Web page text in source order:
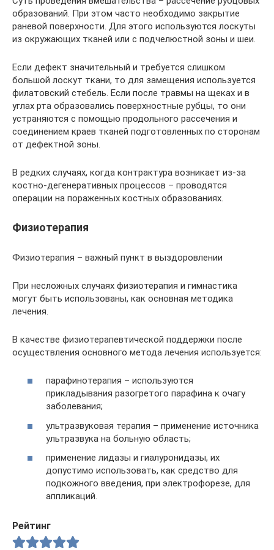
образований. При этом часто необходимо закрытие
раневой поверхности. Для этого используются лоскуты
из окружающих тканей или с подчелюстной зоны и шеи.
Если дефект значительный и требуется слишком
большой лоскут ткани, то для замещения используется
филатовский стебель. Если после травмы на щеках и в
углах рта образовались поверхностные рубцы, то они
устраняются с помощью продольного рассечения и
соединением краев тканей подготовленных по сторонам
от дефектной зоны.
В редких случаях, когда контрактура возникает из-за
костно-дегенеративных процессов – проводятся
операции на пораженных костных образованиях.
Физиотерапия
Физиотерапия – важный пункт в выздоровлении
При несложных случаях физиотерапия и гимнастика
могут быть использованы, как основная методика
лечения.
В качестве физиотерапевтической поддержки после
осуществления основного метода лечения используется:
парафинотерапия – используются
прикладывания разогретого парафина к очагу
заболевания;
ультразвуковая терапия – применение источника
ультразвука на больную область;
применение лидазы и гиалуронидазы, их
допустимо использовать, как средство для
подкожного введения, при электрофорезе, для
аппликаций.
Рейтинг